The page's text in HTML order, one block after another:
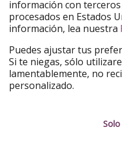
TravelPirates
Nuestro grupo
HolidayPirates Group
Conócenos mejor
Sobre ViajerosPiratas
información con
procesados en Estados
información, lea nuestra
Puedes ajustar tus
Si te niegas, sólo
lamentablemente, no
personalizado.